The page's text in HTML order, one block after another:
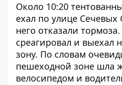
Около 10:20
ехал по улице Сечевых
него отказали
среагировал и выехал
зону. По словам
пешеходной зоне шла
велосипедом и